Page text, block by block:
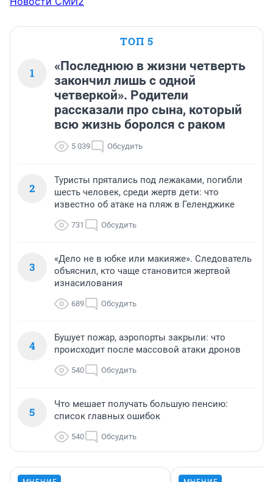
ТОП 5
1
«Последнюю в жизни четверть
закончил лишь с одной
четверкой». Родители
рассказали про сына, который
всю жизнь боролся с раком
5 039 Обсудить
2
Туристы прятались под лежаками, погибли
шесть человек, среди жертв дети: что
известно об атаке на пляж в Геленджике
731 Обсудить
3
«Дело не в юбке или макияже». Следователь
объяснил, кто чаще становится жертвой
изнасилования
689 Обсудить
4
Бушует пожар, аэропорты закрыли: что
происходит после массовой атаки дронов
540 Обсудить
5
Что мешает получать большую пенсию:
список главных ошибок
540 Обсудить